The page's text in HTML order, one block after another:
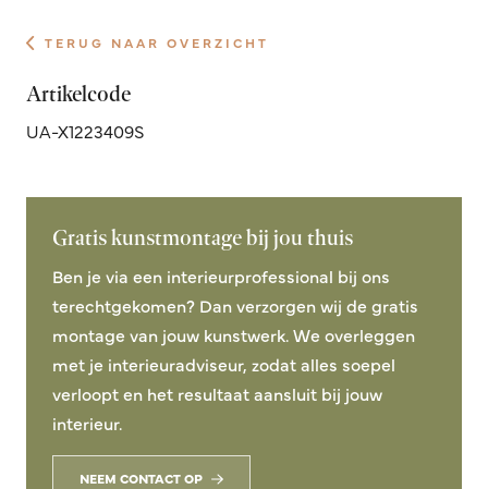
TERUG NAAR OVERZICHT
Artikelcode
UA-X1223409S
Gratis kunstmontage bij jou thuis
Ben je via een interieurprofessional bij ons
terechtgekomen? Dan verzorgen wij de gratis
montage van jouw kunstwerk. We overleggen
met je interieuradviseur, zodat alles soepel
verloopt en het resultaat aansluit bij jouw
interieur.
NEEM CONTACT OP